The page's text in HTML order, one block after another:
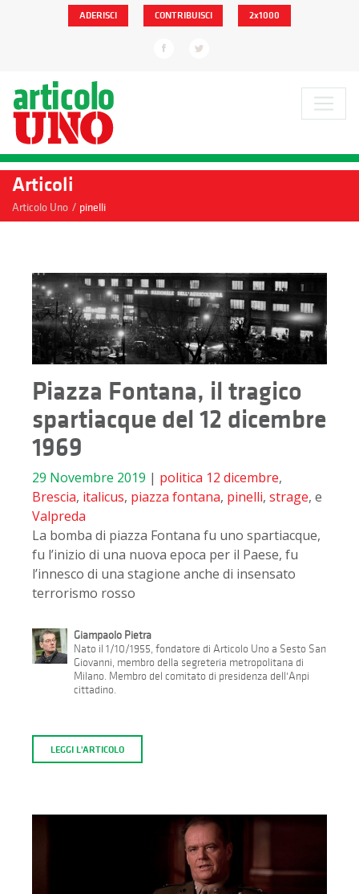
ADERISCI CONTRIBUISCI 2x1000
Articoli
Articolo Uno / pinelli
Piazza Fontana, il tragico
spartiacque del 12 dicembre
1969
29 Novembre 2019 | politica 12 dicembre,
Brescia, italicus, piazza fontana, pinelli, strage, e
Valpreda
La bomba di piazza Fontana fu uno spartiacque,
fu l’inizio di una nuova epoca per il Paese, fu
l’innesco di una stagione anche di insensato
terrorismo rosso
Giampaolo Pietra
Nato il 1/10/1955, fondatore di Articolo Uno a Sesto San
Giovanni, membro della segreteria metropolitana di
Milano. Membro del comitato di presidenza dell'Anpi
cittadino.
LEGGI L'ARTICOLO